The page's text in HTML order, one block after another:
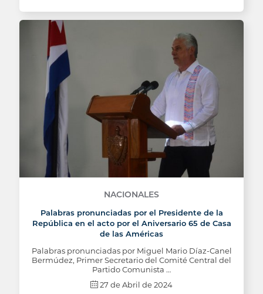
NACIONALES
Palabras pronunciadas por el Presidente de la
República en el acto por el Aniversario 65 de Casa
de las Américas
Palabras pronunciadas por Miguel Mario Díaz-Canel
Bermúdez, Primer Secretario del Comité Central del
Partido Comunista …
27 de Abril de 2024